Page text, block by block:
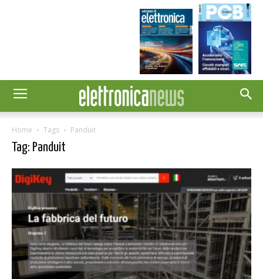
Home Tags Panduit
Tag: Panduit